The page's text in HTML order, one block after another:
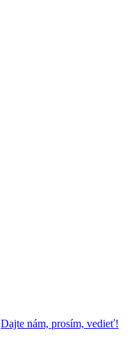
Dajte nám, prosím, vedieť!